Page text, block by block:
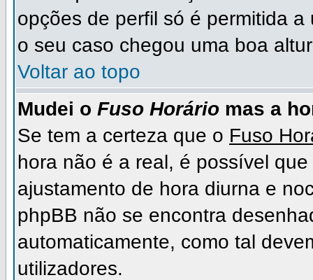
opções de perfil só é permitida
o seu caso chegou uma boa
Voltar ao topo
Mudei o Fuso Horário mas a
Se tem a certeza que o Fuso
hora não é a real, é possível
ajustamento de hora diurna e
phpBB não se encontra
automaticamente, como tal
utilizadores.